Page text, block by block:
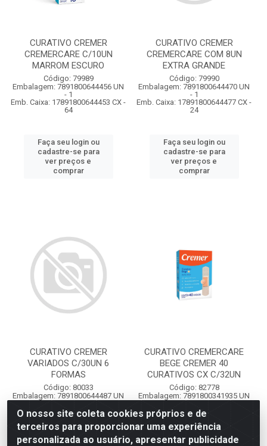
CURATIVO CREMER
CREMERCARE C/10UN
MARROM ESCURO
Código: 79989
Embalagem: 7891800644456 UN
- 1
Emb. Caixa: 17891800644453 CX -
64
Faça seu login ou
cadastre-se para
ver preços e
comprar
CURATIVO CREMER
CREMERCARE COM 8UN
EXTRA GRANDE
Código: 79990
Embalagem: 7891800644470 UN
- 1
Emb. Caixa: 17891800644477 CX -
24
Faça seu login ou
cadastre-se para
ver preços e
comprar
CURATIVO CREMER
VARIADOS C/30UN 6
FORMAS
Código: 80033
Embalagem: 7891800644487 UN
Emb. Caixa: 17891800644484 CX -
24
CURATIVO CREMERCARE
BEGE CREMER 40
CURATIVOS CX C/32UN
Código: 82778
Embalagem: 7891800341935 UN
Emb. Caixa: 17891800342335 CX -
32
O nosso site coleta cookies próprios e de
terceiros para proporcionar uma experiência
personalizada ao usuário, apresentar publicidade